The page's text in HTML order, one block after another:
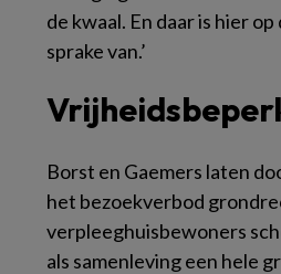
de kwaal. En daar is hier
sprake van.’
Borst en Gaemers laten
het bezoekverbod
verpleeghuisbewoners
als samenleving een hele